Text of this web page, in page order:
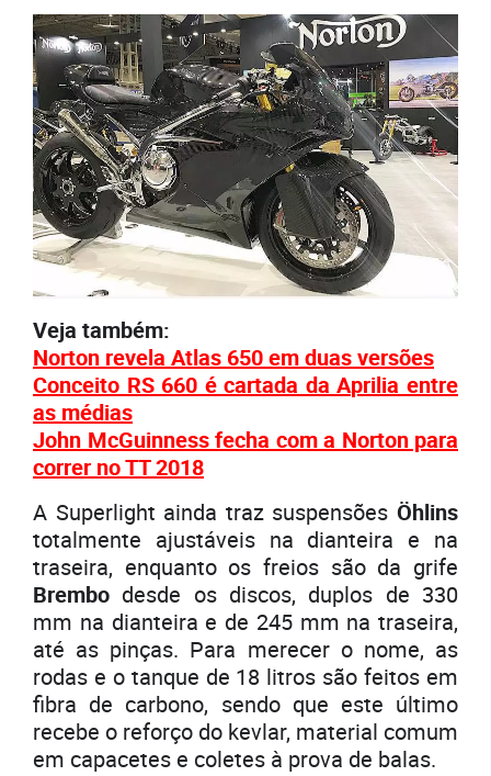
Veja também:
Norton revela Atlas 650 em duas versões
Conceito RS 660 é cartada da Aprilia entre
as médias
John McGuinness fecha com a Norton para
correr no TT 2018
A Superlight ainda traz suspensões Öhlins
totalmente ajustáveis na dianteira e na
traseira, enquanto os freios são da grife
Brembo desde os discos, duplos de 330
mm na dianteira e de 245 mm na traseira,
até as pinças. Para merecer o nome, as
rodas e o tanque de 18 litros são feitos em
fibra de carbono, sendo que este último
recebe o reforço do kevlar, material comum
em capacetes e coletes à prova de balas.